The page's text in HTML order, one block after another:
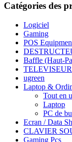
Catégories des
Logiciel
Gaming
POS
Baffle (Haut-
TELEVISEUR
ugreen
Laptop &
Tout en
Laptop
PC de
Ecran / Data
CLAVIER
Gaming Pcs